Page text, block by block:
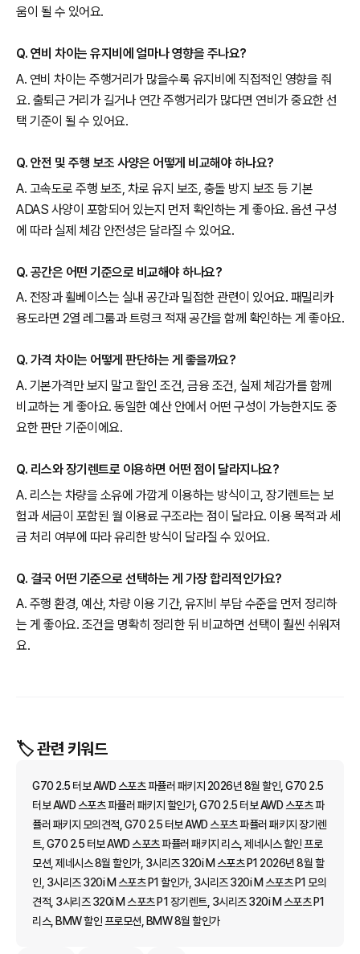
움이 될 수 있어요.
Q. 연비 차이는 유지비에 얼마나 영향을 주나요?
A. 연비 차이는 주행거리가 많을수록 유지비에 직접적인 영향을 줘
요. 출퇴근 거리가 길거나 연간 주행거리가 많다면 연비가 중요한 선
택 기준이 될 수 있어요.
Q. 안전 및 주행 보조 사양은 어떻게 비교해야 하나요?
A. 고속도로 주행 보조, 차로 유지 보조, 충돌 방지 보조 등 기본
ADAS 사양이 포함되어 있는지 먼저 확인하는 게 좋아요. 옵션 구성
에 따라 실제 체감 안전성은 달라질 수 있어요.
Q. 공간은 어떤 기준으로 비교해야 하나요?
A. 전장과 휠베이스는 실내 공간과 밀접한 관련이 있어요. 패밀리카
용도라면 2열 레그룸과 트렁크 적재 공간을 함께 확인하는 게 좋아요.
Q. 가격 차이는 어떻게 판단하는 게 좋을까요?
A. 기본가격만 보지 말고 할인 조건, 금융 조건, 실제 체감가를 함께
비교하는 게 좋아요. 동일한 예산 안에서 어떤 구성이 가능한지도 중
요한 판단 기준이에요.
Q. 리스와 장기렌트로 이용하면 어떤 점이 달라지나요?
A. 리스는 차량을 소유에 가깝게 이용하는 방식이고, 장기렌트는 보
험과 세금이 포함된 월 이용료 구조라는 점이 달라요. 이용 목적과 세
금 처리 여부에 따라 유리한 방식이 달라질 수 있어요.
Q. 결국 어떤 기준으로 선택하는 게 가장 합리적인가요?
A. 주행 환경, 예산, 차량 이용 기간, 유지비 부담 수준을 먼저 정리하
는 게 좋아요. 조건을 명확히 정리한 뒤 비교하면 선택이 훨씬 쉬워져
요.
🏷️ 관련 키워드
G70 2.5 터보 AWD 스포츠 파퓰러 패키지 2026년 8월 할인, G70 2.5
터보 AWD 스포츠 파퓰러 패키지 할인가, G70 2.5 터보 AWD 스포츠 파
퓰러 패키지 모의견적, G70 2.5 터보 AWD 스포츠 파퓰러 패키지 장기렌
트, G70 2.5 터보 AWD 스포츠 파퓰러 패키지 리스, 제네시스 할인 프로
모션, 제네시스 8월 할인가, 3시리즈 320i M 스포츠 P1 2026년 8월 할
인, 3시리즈 320i M 스포츠 P1 할인가, 3시리즈 320i M 스포츠 P1 모의
견적, 3시리즈 320i M 스포츠 P1 장기렌트, 3시리즈 320i M 스포츠 P1
리스, BMW 할인 프로모션, BMW 8월 할인가